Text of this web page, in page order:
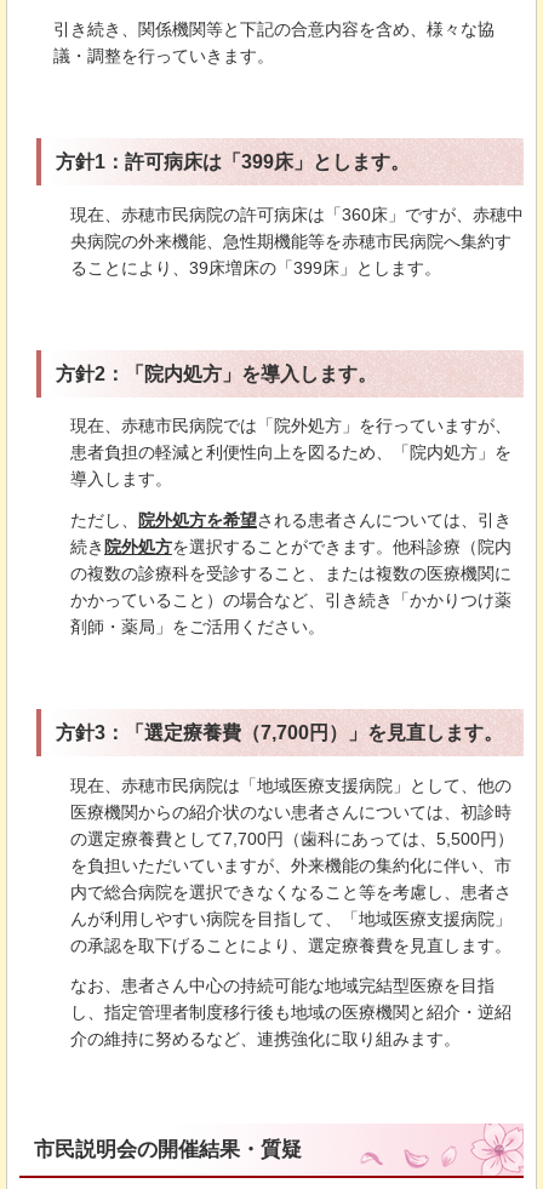
引き続き、関係機関等と下記の合意内容を含め、様々な協
議・調整を行っていきます。
方針1：許可病床は「399床」とします。
現在、赤穂市民病院の許可病床は「360床」ですが、赤穂中
央病院の外来機能、急性期機能等を赤穂市民病院へ集約す
ることにより、39床増床の「399床」とします。
方針2：「院内処方」を導入します。
現在、赤穂市民病院では「院外処方」を行っていますが、
患者負担の軽減と利便性向上を図るため、「院内処方」を
導入します。
ただし、 院外処方を希望される患者さんについては、引き
続き 院外処方を選択することができます。他科診療（院内
の複数の診療科を受診すること、または複数の医療機関に
かかっていること）の場合など、引き続き「かかりつけ薬
剤師・薬局」をご活用ください。
方針3：「選定療養費（7,700円）」を見直します。
現在、赤穂市民病院は「地域医療支援病院」として、他の
医療機関からの紹介状のない患者さんについては、初診時
の選定療養費として7,700円（歯科にあっては、5,500円）
を負担いただいていますが、外来機能の集約化に伴い、市
内で総合病院を選択できなくなること等を考慮し、患者さ
んが利用しやすい病院を目指して、「地域医療支援病院」
の承認を取下げることにより、選定療養費を見直します。
なお、患者さん中心の持続可能な地域完結型医療を目指
し、指定管理者制度移行後も地域の医療機関と紹介・逆紹
介の維持に努めるなど、連携強化に取り組みます。
市民説明会の開催結果・質疑